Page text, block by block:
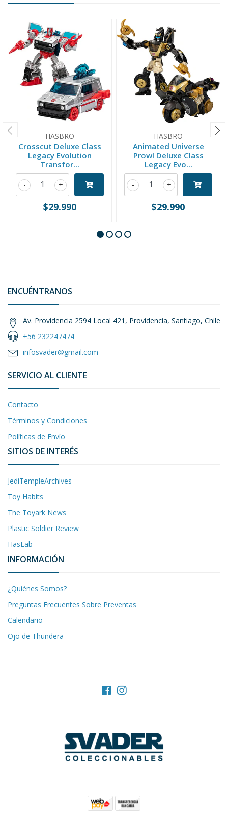
HASBRO
Crosscut Deluxe Class
Legacy Evolution
Transfor...
+
-
$29.990
HASBRO
Animated Universe
Prowl Deluxe Class
Legacy Evo...
+
-
$29.990
ENCUÉNTRANOS
Av. Providencia 2594 Local 421, Providencia, Santiago, Chile
+56 232247474
infosvader@gmail.com
SERVICIO AL CLIENTE
Contacto
Términos y Condiciones
Políticas de Envío
SITIOS DE INTERÉS
JediTempleArchives
Toy Habits
The Toyark News
Plastic Soldier Review
HasLab
INFORMACIÓN
¿Quiénes Somos?
Preguntas Frecuentes Sobre Preventas
Calendario
Ojo de Thundera